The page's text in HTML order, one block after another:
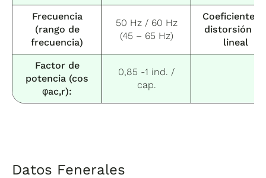
Frecuencia
(rango de
frecuencia)
50 Hz / 60 Hz
(45 – 65 Hz)
Coeficiente
distorsión
lineal
Factor de
potencia (cos
φac,r):
0,85 -1 ind. /
cap.
Datos Fenerales